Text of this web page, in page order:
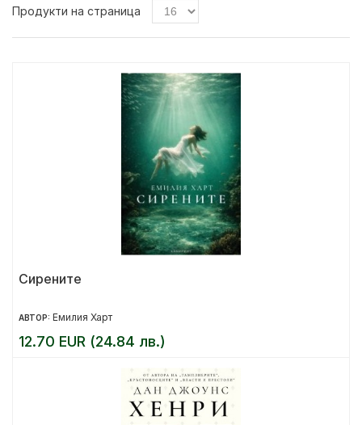
Продукти на страница
Сирените
АВТОР: Емилия Харт
12.70 EUR (24.84 лв.)